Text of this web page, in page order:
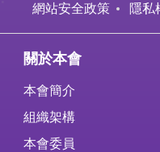
網站安全政策 隱私
關於本會
本會簡介
組織架構
本會委員